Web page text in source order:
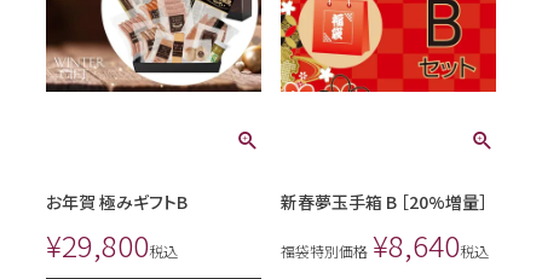
お年賀 極みギフトB
¥29,800税込
新春夢玉手箱 B ［20%増量］
福袋特別価格 ¥8,640税込